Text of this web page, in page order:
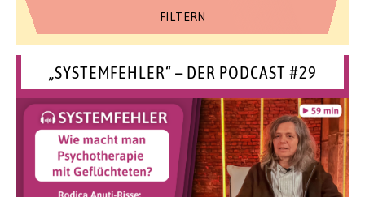
„SYSTEMFEHLER“ – DER PODCAST #29